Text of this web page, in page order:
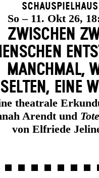
Schauspielhaus
So – 11. Okt 26,
ZWISCHEN
MANCH­MAL,
SELTEN, EINE
theatrale
Arendt und
von Elfriede